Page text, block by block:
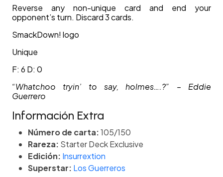
Reverse any non-unique card and end your
opponent’s turn. Discard 3 cards.
SmackDown! logo
Unique
F: 6 D: 0
“Whatchoo tryin’ to say, holmes….?” – Eddie
Guerrero
Información Extra
Número de carta:105/150
Rareza: Starter Deck Exclusive
Edición: Insurrextion
Superstar: Los Guerreros